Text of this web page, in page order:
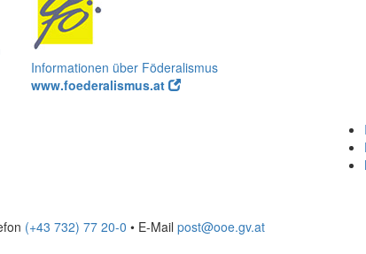
Informationen über Föderalismus
www.foederalismus.at
(+43 732) 77 20-0 • E-Mail post@ooe.gv.at